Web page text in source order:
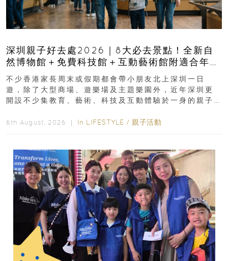
深圳親子好去處2026｜8大必去景點！全新自
然博物館＋免費科技館＋互動藝術館附適合年
齡、交通、門票、開放時間
不少香港家長周末或假期都會帶小朋友北上深圳一日
遊，除了大型商場、遊樂場及主題樂園外，近年深圳更
開設不少集教育、藝術、科技及互動體驗於一身的親子
6th August, 2026 ｜ In LIFESTYLE / 親子活動